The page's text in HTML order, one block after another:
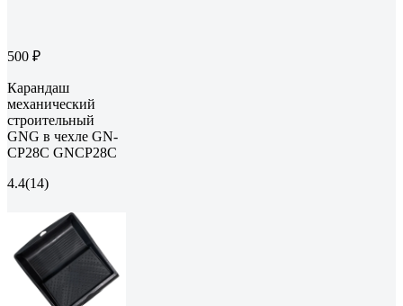
500 ₽
Карандаш
механический
строительный
GNG в чехле GN-
CP28C GNCP28C
4.4(14)